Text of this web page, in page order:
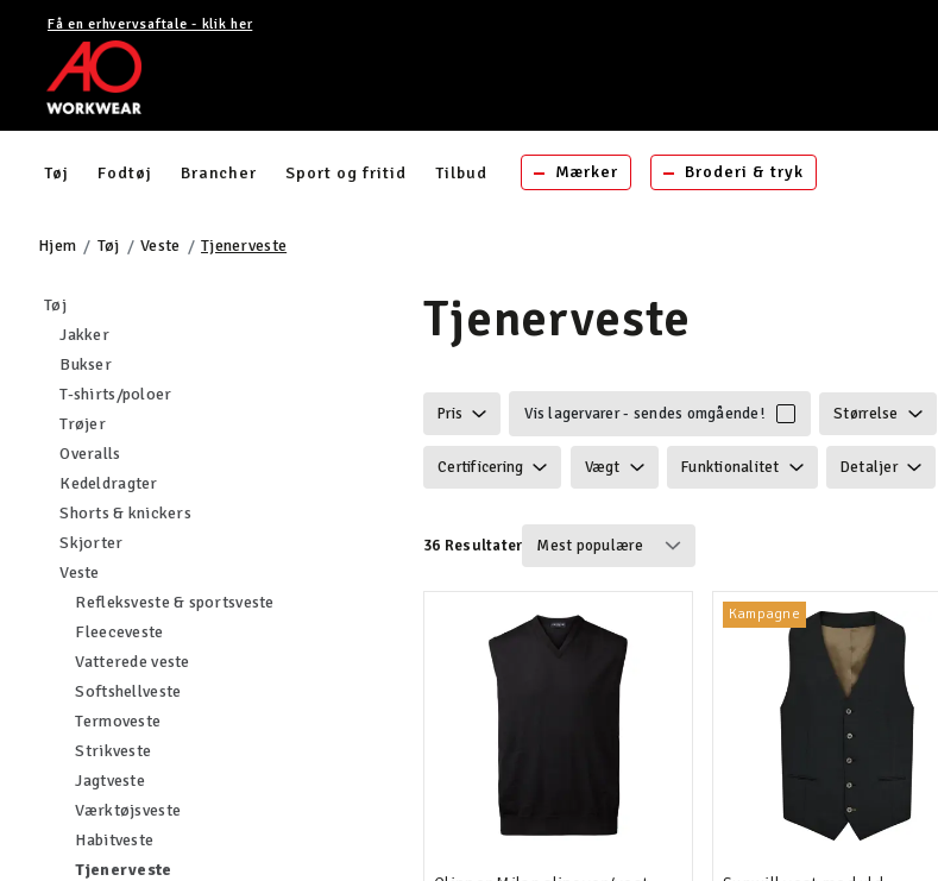
Få en erhvervsaftale - klik her
Tøj Fodtøj Brancher Sport og fritid Tilbud Mærker Broderi & tryk
Hjem Tøj Veste Tjenerveste
Tjenerveste
TøjFiltrér efter category: Tøj
JakkerFiltrér efter category: Jakker
BukserFiltrér efter category: Bukser
T-shirts/poloerFiltrér efter category: T-shirts/poloer
TrøjerFiltrér efter category: Trøjer
Overalls
KedeldragterFiltrér efter category: Kedeldragter
Shorts & knickers
SkjorterFiltrér efter category: Skjorter
Veste
Refleksveste & sportsveste
Fleeceveste
Vatterede veste
Softshellveste
Termoveste
Strikveste
JagtvesteFiltrér efter category: Jagtveste
Værktøjsveste
Habitveste
Tjenerveste
Pris Vis lagervarer - sendes omgående! Størrelse
Certificering Vægt Funktionalitet Detaljer
36 Resultater
Kampagne